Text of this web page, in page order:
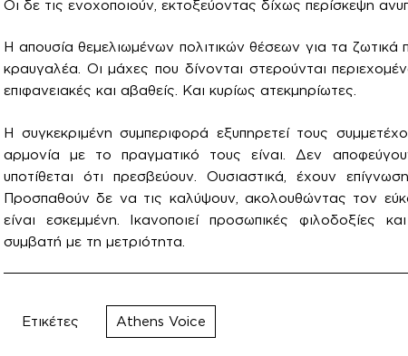
Οι δε τις ενοχοποιούν, εκτοξεύοντας δίχως περίσκεψη
Η απουσία θεμελιωμένων πολιτικών θέσεων για τα
κραυγαλέα. Οι μάχες που δίνονται στερούνται
επιφανειακές και αβαθείς. Και κυρίως ατεκμηρίωτες.
Η συγκεκριμένη συμπεριφορά εξυπηρετεί τους
αρμονία με το πραγματικό τους είναι. Δεν
υποτίθεται ότι πρεσβεύουν. Ουσιαστικά, έχουν
Προσπαθούν δε να τις καλύψουν, ακολουθώντας τον
είναι εσκεμμένη. Ικανοποιεί προσωπικές φιλοδοξίες
συμβατή με τη μετριότητα.
Ετικέτες Athens Voice